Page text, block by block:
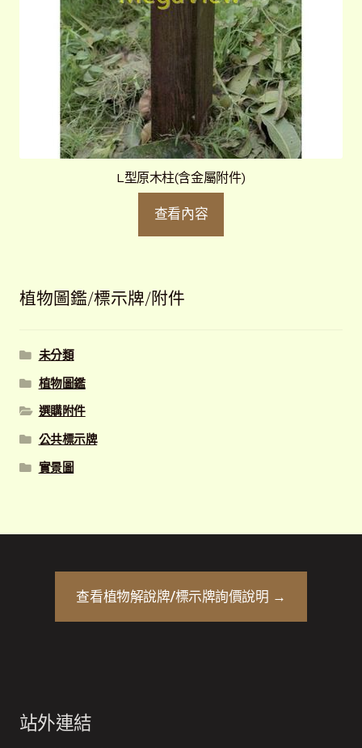
L型原木柱(含金屬附件)
查看內容
植物圖鑑/標示牌/附件
未分類
植物圖鑑
選購附件
公共標示牌
實景圖
查看植物解說牌/標示牌詢價說明 →
站外連結